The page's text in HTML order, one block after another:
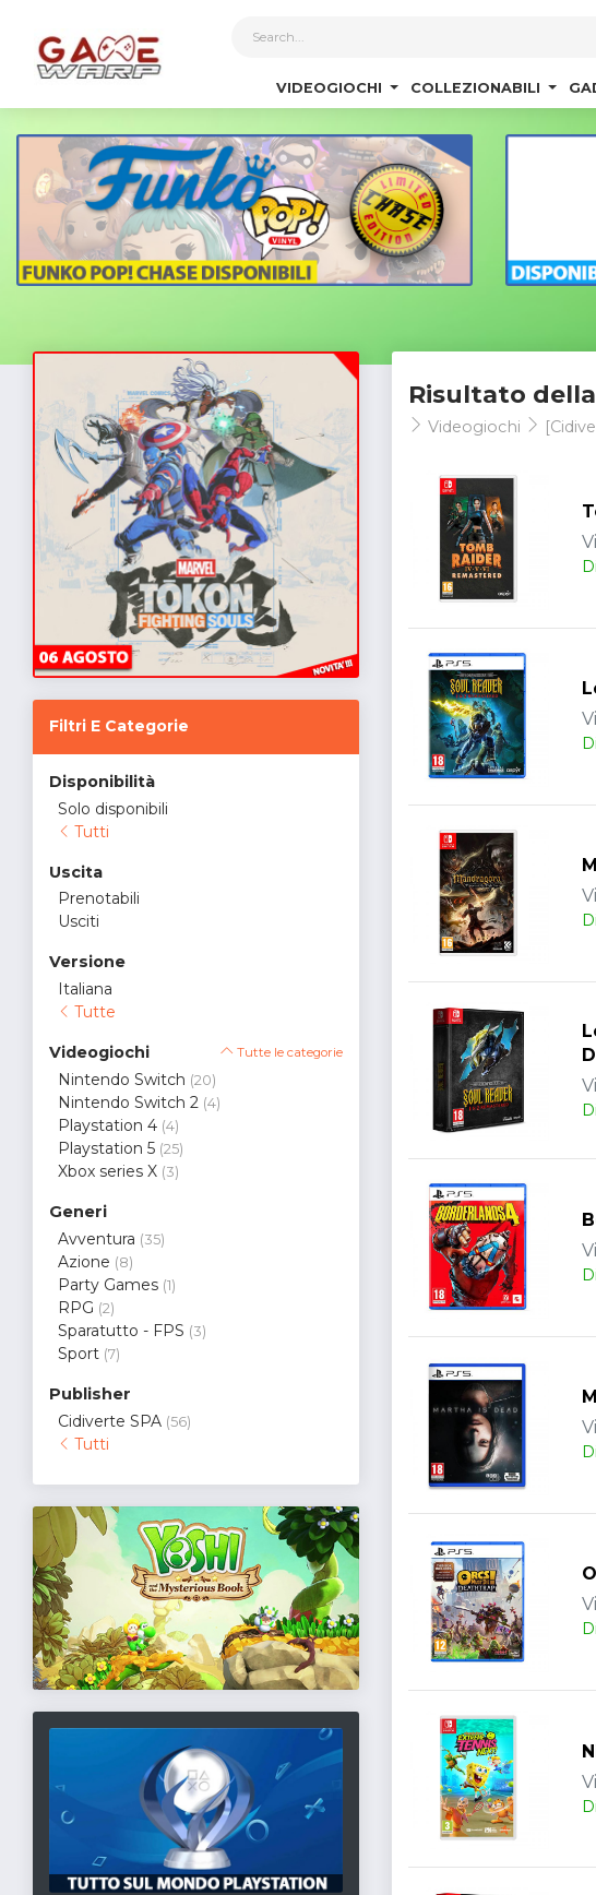
VIDEOGIOCHI COLLEZIONABILI
Filtri E Categorie
Disponibilità
Solo disponibili
Tutti
Uscita
Prenotabili
Usciti
Versione
Italiana
Tutte
Videogiochi Tutte le categorie
Nintendo Switch (20)
Nintendo Switch 2 (4)
Playstation 4 (4)
Playstation 5 (25)
Xbox series X (3)
Generi
Avventura (35)
Azione (8)
Party Games (1)
RPG (2)
Sparatutto - FPS (3)
Sport (7)
Publisher
Cidiverte SPA (56)
Tutti
Risultato
Videogiochi